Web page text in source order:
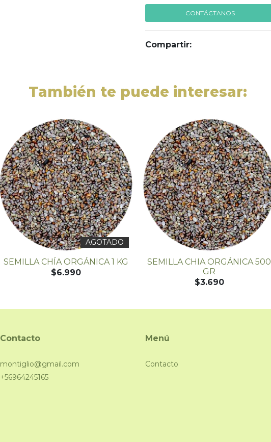
CONTÁCTANOS
Compartir:
También te puede interesar:
AGOTADO
SEMILLA CHÍA ORGÁNICA 1 KG
$6.990
SEMILLA CHIA ORGÁNICA 500
GR
$3.690
Contacto
montiglio@gmail.com
+56964245165
Menú
Contacto